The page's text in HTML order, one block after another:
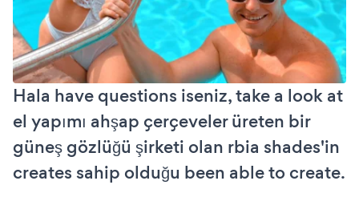
Hala have questions iseniz, take a look at
el yapımı ahşap çerçeveler üreten bir
güneş gözlüğü şirketi olan rbia shades'in
creates sahip olduğu been able to create.